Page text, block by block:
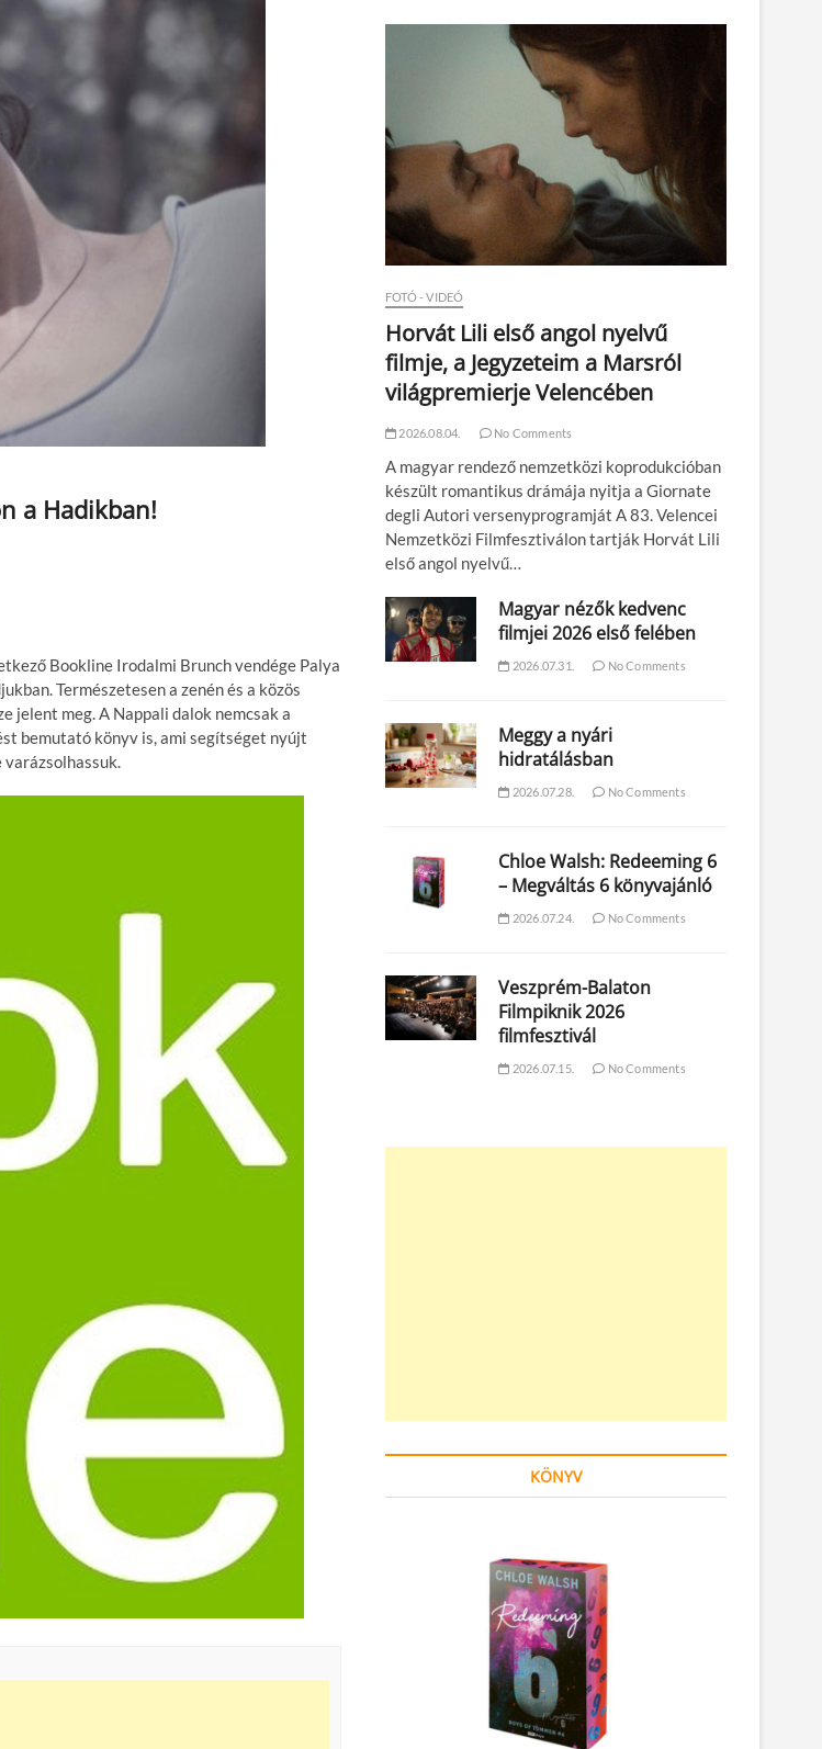
a Hadikban!
Bookline Irodalmi Brunch vendége Palya
Természetesen a zenén és a közös
jelent meg. A Nappali dalok nemcsak a
bemutató könyv is, ami segítséget nyújt
varázsolhassuk.
FOTÓ - VIDEÓ
Horvát Lili első angol nyelvű
filmje, a Jegyzeteim a Marsról
világpremierje Velencében
2026.08.04. No Comments
A magyar rendező nemzetközi koprodukcióban
készült romantikus drámája nyitja a Giornate
degli Autori versenyprogramját A 83. Velencei
Nemzetközi Filmfesztiválon tartják Horvát Lili
első angol nyelvű…
Magyar nézők kedvenc
filmjei 2026 első felében
2026.07.31. No Comments
Meggy a nyári
hidratálásban
2026.07.28. No Comments
Chloe Walsh: Redeeming 6
– Megváltás 6 könyvajánló
2026.07.24. No Comments
Veszprém-Balaton
Filmpiknik 2026
filmfesztivál
2026.07.15. No Comments
KÖNYV